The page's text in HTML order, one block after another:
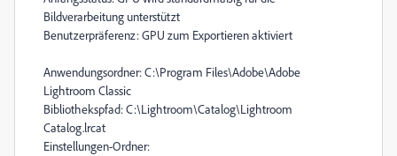
Bildverarbeitung unterstützt
Benutzerpräferenz: GPU zum Exportieren aktiviert
Anwendungsordner: C:\Program Files\Adobe\Adobe
Lightroom Classic
Bibliothekspfad: C:\Lightroom\Catalog\Lightroom
Catalog.lrcat
Einstellungen-Ordner: